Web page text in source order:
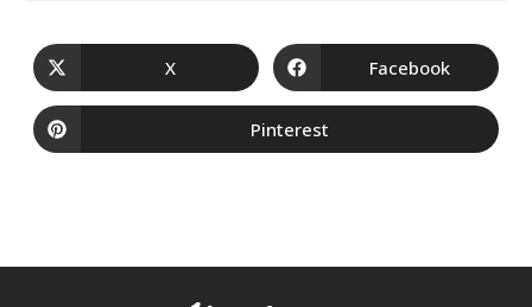
X Facebook
Pinterest